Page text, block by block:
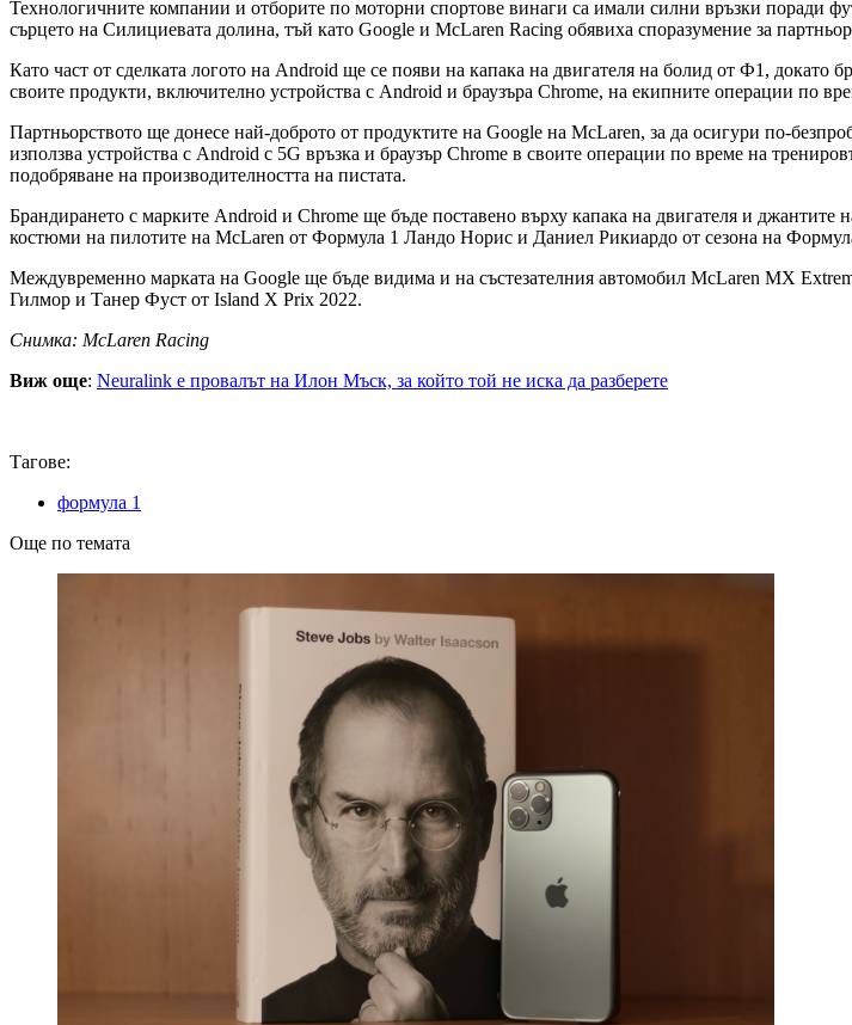
Технологичните компании и отборите по моторни спортове винаги са имали силни връзки поради
сърцето на Силициевата долина, тъй като Google и McLaren Racing обявиха споразумение за
Като част от сделката логото на Android ще се появи на капака на двигателя на болид от Ф1,
своите продукти, включително устройства с Android и браузъра Chrome, на екипните операции по
Партньорството ще донесе най-доброто от продуктите на Google на McLaren, за да осигури по-
използва устройства с Android с 5G връзка и браузър Chrome в своите операции по време на
подобряване на производителността на пистата.
Брандирането с марките Android и Chrome ще бъде поставено върху капака на двигателя и джантите
костюми на пилотите на McLaren от Формула 1 Ландо Норис и Даниел Рикиардо от сезона на
Междувременно марката на Google ще бъде видима и на състезателния автомобил McLaren MX
Гилмор и Танер Фуст от Island X Prix 2022.
Снимка: McLaren Racing
Виж още: Neuralink е провалът на Илон Мъск, за който той не иска да разберете
Тагове:
формула 1
Още по темата